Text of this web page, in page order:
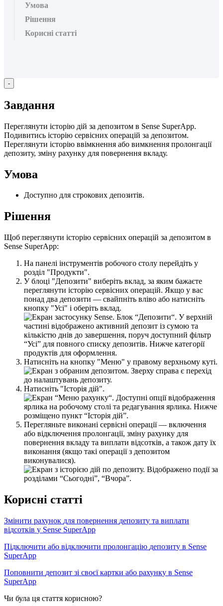
Умова
Рішення
Корисні статті
-
Завдання
Переглянути історію дій за депозитом в Sense SuperApp.
Подивитись історію сервісних операцій за депозитом.
Переглянути історію ввімкнення або вимкнення пролонгації
депозиту, зміну рахунку для повернення вкладу.
Умова
Доступно для строкових депозитів.
Рішення
Щоб переглянути історію сервісних операцій за депозитом в
Sense SuperApp:
На панелі інструментів робочого столу перейдіть у
розділ "Продукти".
У блоці "Депозити" виберіть вклад, за яким бажаєте
переглянути історію сервісних операцій. Якщо у вас
понад два депозити — свайпніть вліво або натисніть
кнопку "Усі" і оберіть вклад.
Натисніть на кнопку "Меню" у правому верхньому куті.
Натисніть "Історія дій".
Перегляньте виконані сервісні операції — включення
або відключення пролонгації, зміну рахунку для
повернення вкладу та виплати відсотків, а також дату їх
виконання (якщо такі операції з депозитом
виконувалися).
Корисні статті
Змінити рахунок для повернення депозиту та виплати
відсотків у Sense SuperApp
Підключити або відключити пролонгацію депозиту в Sense
SuperApp
Поповнити депозит зі своєї картки або рахунку в Sense
SuperApp
Чи була ця стаття корисною?